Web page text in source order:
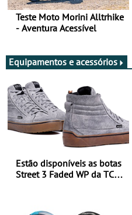
Teste Moto Morini Alltrhike
- Aventura Acessível
Equipamentos e acessórios
Estão disponíveis as botas
Street 3 Faded WP da TCX